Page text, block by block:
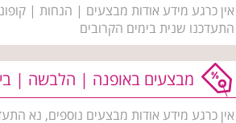
אין כרגע מידע אודות מבצעים | הנחות |
התעדכנו שנית בימים הקרובים
מבצעים באופנה | הלבשה |
אין כרגע מידע אודות מבצעים נוספים, נא